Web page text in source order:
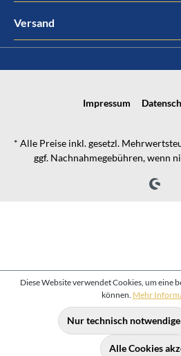
Versand
Impressum
* Alle Preise inkl. gesetzl.
ggf. Nachnahmegebühren, wenn
Diese Website verwendet Cookies, um eine
können. Mehr
Nur technisch notwendige
Alle Cookies